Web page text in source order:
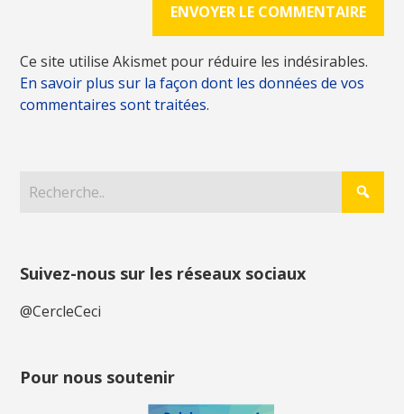
Ce site utilise Akismet pour réduire les indésirables.
En savoir plus sur la façon dont les données de vos
commentaires sont traitées.
Suivez-nous sur les réseaux sociaux
@CercleCeci
Pour nous soutenir